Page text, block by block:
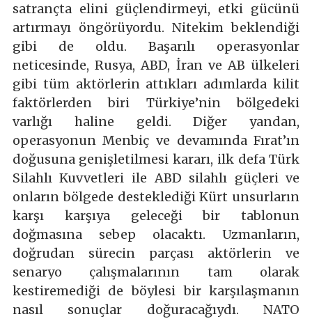
satrançta elini güçlendirmeyi, etki gücünü
artırmayı öngörüyordu. Nitekim beklendiği
gibi de oldu. Başarılı operasyonlar
neticesinde, Rusya, ABD, İran ve AB ülkeleri
gibi tüm aktörlerin attıkları adımlarda kilit
faktörlerden biri Türkiye’nin bölgedeki
varlığı haline geldi. Diğer yandan,
operasyonun Menbiç ve devamında Fırat’ın
doğusuna genişletilmesi kararı, ilk defa Türk
Silahlı Kuvvetleri ile ABD silahlı güçleri ve
onların bölgede desteklediği Kürt unsurların
karşı karşıya geleceği bir tablonun
doğmasına sebep olacaktı. Uzmanların,
doğrudan sürecin parçası aktörlerin ve
senaryo çalışmalarının tam olarak
kestiremediği de böylesi bir karşılaşmanın
nasıl sonuçlar doğuracağıydı. NATO